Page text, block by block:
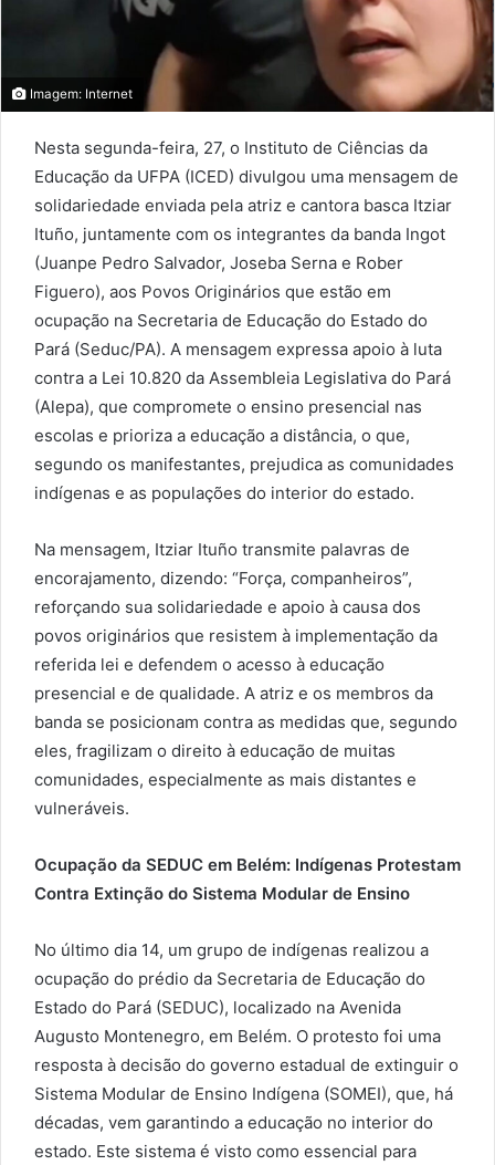
Imagem: Internet
Nesta segunda-feira, 27, o Instituto de Ciências da
Educação da UFPA (ICED) divulgou uma mensagem de
solidariedade enviada pela atriz e cantora basca Itziar
Ituño, juntamente com os integrantes da banda Ingot
(Juanpe Pedro Salvador, Joseba Serna e Rober
Figuero), aos Povos Originários que estão em
ocupação na Secretaria de Educação do Estado do
Pará (Seduc/PA). A mensagem expressa apoio à luta
contra a Lei 10.820 da Assembleia Legislativa do Pará
(Alepa), que compromete o ensino presencial nas
escolas e prioriza a educação a distância, o que,
segundo os manifestantes, prejudica as comunidades
indígenas e as populações do interior do estado.
Na mensagem, Itziar Ituño transmite palavras de
encorajamento, dizendo: “Força, companheiros”,
reforçando sua solidariedade e apoio à causa dos
povos originários que resistem à implementação da
referida lei e defendem o acesso à educação
presencial e de qualidade. A atriz e os membros da
banda se posicionam contra as medidas que, segundo
eles, fragilizam o direito à educação de muitas
comunidades, especialmente as mais distantes e
vulneráveis.
Ocupação da SEDUC em Belém: Indígenas Protestam
Contra Extinção do Sistema Modular de Ensino
No último dia 14, um grupo de indígenas realizou a
ocupação do prédio da Secretaria de Educação do
Estado do Pará (SEDUC), localizado na Avenida
Augusto Montenegro, em Belém. O protesto foi uma
resposta à decisão do governo estadual de extinguir o
Sistema Modular de Ensino Indígena (SOMEI), que, há
décadas, vem garantindo a educação no interior do
estado. Este sistema é visto como essencial para